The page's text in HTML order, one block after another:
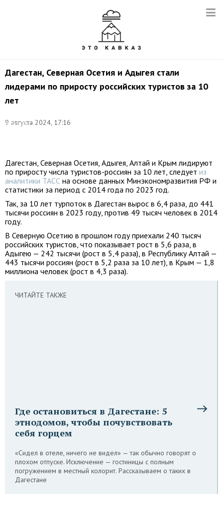
Дагестан, Северная Осетия и Адыгея стали
лидерами по приросту российских туристов за 10
лет
9 августа 2024, 17:16
Валерий
Дагестан, Северная Осетия, Адыгея, Алтай и Крым лидируют
по приросту числа туристов-россиян за 10 лет, следует из
аналитики ТАСС на основе данных Минэкономразвития РФ и
статистики за период с 2014 года по 2023 год.
Так, за 10 лет турпоток в Дагестан вырос в 6,4 раза, до 441
тысячи россиян в 2023 году, против 49 тысяч человек в 2014
году.
В Северную Осетию в прошлом году приехали 240 тысяч
российских туристов, что показывает рост в 5,6 раза, в
Адыгею — 242 тысячи (рост в 5,4 раза), в Республику Алтай —
443 тысячи россиян (рост в 5,2 раза за 10 лет), в Крым — 1,8
миллиона человек (рост в 4,3 раза).
ЧИТАЙТЕ ТАКЖЕ
Где остановиться в Дагестане: 5
этнодомов, чтобы почувствовать
себя горцем
«Сидел в отеле, ничего не видел» — так обычно говорят о
плохом отпуске. Исключение — гостиницы с полным
погружением в местный колорит. Рассказываем о таких в
Дагестане